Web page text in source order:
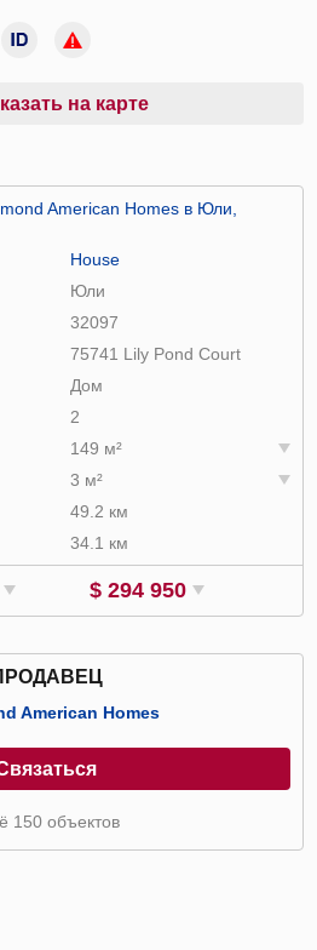
на карте
American Homes в Юли,
House
Юли
32097
75741 Lily Pond Court
Дом
2
149 м²
3 м²
49.2 км
34.1 км
$ 294 950
American Homes
150 объектов